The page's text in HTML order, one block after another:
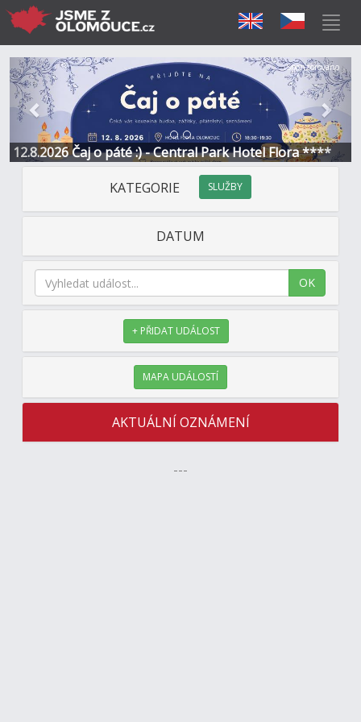
12.8.2026 Čaj o páté :) - Central Park Hotel Flora ****
Předchozí Další
Sponzorováno
KATEGORIE SLUŽBY
DATUM
OK
+ PŘIDAT UDÁLOST
MAPA UDÁLOSTÍ
AKTUÁLNÍ OZNÁMENÍ
---